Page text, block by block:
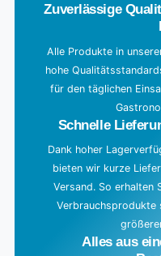
Zuverlässige
Alle Produkte in
hohe
für den täglichen
Schnelle
Dank hoher
bieten wir kurze
Versand. So erhalten
Verbrauchsprodukte
Alles aus